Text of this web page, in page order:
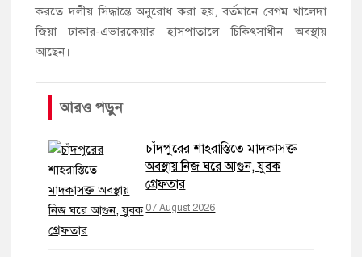
করতে দলীয় সিদ্ধান্তে অনুরোধ করা হয়, বর্তমানে বেগম খালেদা
জিয়া ঢাকার-এভারকেয়ার হাসপাতালে চিকিৎসাধীন অবস্থায়
আছেন।
আরও পড়ুন
চাঁদপুরের শাহরাস্তিতে মাদকাসক্ত
অবস্থায় নিজ ঘরে আগুন, যুবক
গ্রেফতার
07 August 2026